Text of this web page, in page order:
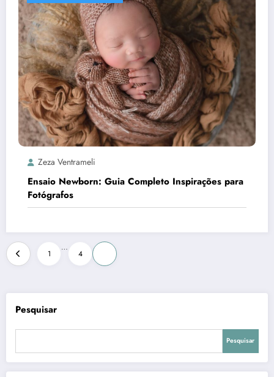
Zeza Ventrameli
Ensaio Newborn: Guia Completo Inspirações para
Fotógrafos
Paginação
de
posts
1
…
4
Pesquisar
Pesquisar